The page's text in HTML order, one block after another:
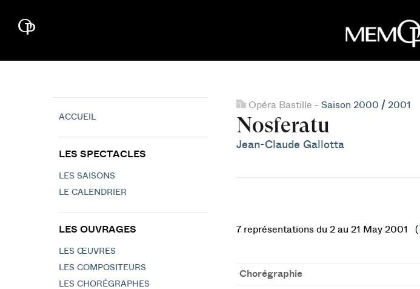
Opéra Bastille - Saison 2000 / 2001
Nosferatu
Jean-Claude Gallotta
7 représentations du 2 au 21 May 2001 (
Chorégraphie
ACCUEIL
LES SPECTACLES
LES SAISONS
LE CALENDRIER
LES OUVRAGES
LES ŒUVRES
LES COMPOSITEURS
LES CHORÉGRAPHES